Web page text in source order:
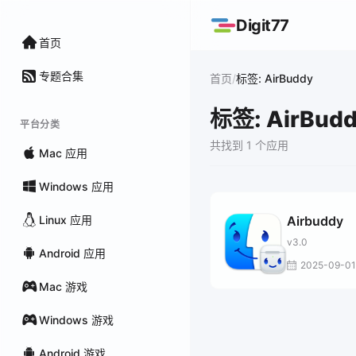
首页
专题合集
平台分类
Mac 应用
Windows 应用
Linux 应用
Android 应用
Mac 游戏
Windows 游戏
Android 游戏
Digit77
首页/标签: AirBuddy
标签:
共找到 1 个应用
Airbuddy
v3.0
2025-09-01